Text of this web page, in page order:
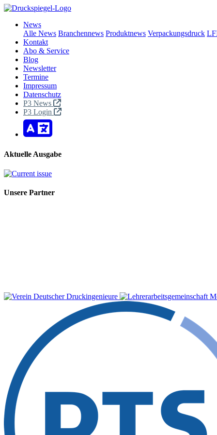
News
Alle News Branchennews Produktnews Verpackungsdruck
Kontakt
Abo & Service
Blog
Newsletter
Termine
Impressum
Datenschutz
P3 News
P3 Login
Aktuelle Ausgabe
Unsere Partner